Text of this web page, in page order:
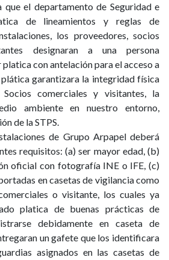
el departamento de Seguridad e
de lineamientos y reglas de
los proveedores, socios
designaran a una persona
con antelación para el acceso a
plática garantizara la integridad física
comerciales y visitantes, la
ambiente en nuestro entorno,
de la STPS.
de Grupo Arpapel deberá
requisitos: (a) ser mayor edad, (b)
oficial con fotografía INE o IFE, (c)
en casetas de vigilancia como
o visitante, los cuales ya
platica de buenas prácticas de
debidamente en caseta de
un gafete que los identificara
asignados en las casetas de